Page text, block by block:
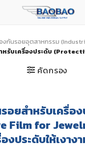
กันรอยอุตสาหกรรม
รับเครื่องประดับ
คัดกรอง
ยสำหรับเครื่อง
Film for
งประดับให้เงาง